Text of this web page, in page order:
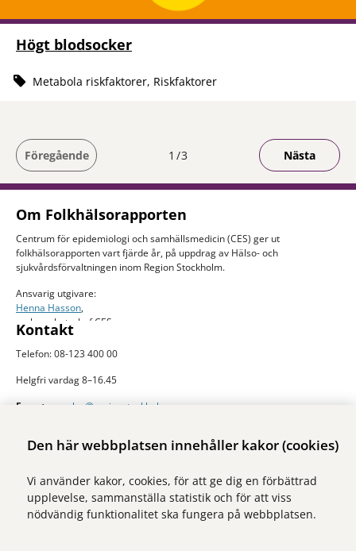
Den här webbplatsen innehåller kakor (cookies)
Vi använder kakor, cookies, för att ge dig en förbättrad
upplevelse, sammanställa statistik och för att viss
nödvändig funktionalitet ska fungera på webbplatsen.
Högt blodsocker
Metabola riskfaktorer, Riskfaktorer
Föregående Du är på sida
1 3 Nästa
Om Folkhälsorapporten
Centrum för epidemiologi och samhällsmedicin (CES) ger ut
folkhälsorapporten vart fjärde år, på uppdrag av Hälso- och
sjukvårdsförvaltningen inom Region Stockholm.
Ansvarig utgivare:
Henna Hasson,
verksamhetschef CES
Kontakt
Telefon: 08-123 400 00
Helgfri vardag 8–16.45
E-post:
ces.slso@regionstockholm.se
Mer folkhälsodata
Stockholms län. Sidan drivs av Centrum för epidemiologi och
samhällsmedicin inom Region Stockholm.
Besök webbplatsen